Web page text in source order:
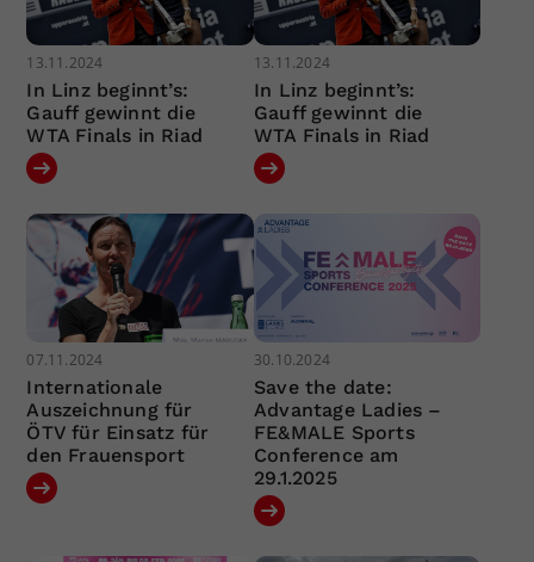
13.11.2024
In Linz beginnt’s:
Gauff gewinnt die
WTA Finals in Riad
13.11.2024
In Linz beginnt’s:
Gauff gewinnt die
WTA Finals in Riad
07.11.2024
Internationale
Auszeichnung für
ÖTV für Einsatz für
den Frauensport
30.10.2024
Save the date:
Advantage Ladies –
FE&MALE Sports
Conference am
29.1.2025